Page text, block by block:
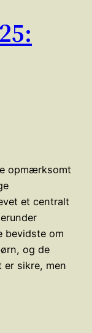
opmærksomt
et centralt
bevidste om
og de
sikre, men